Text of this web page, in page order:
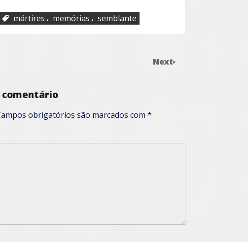
mártires , memórias , semblante
Next
comentário
obrigatórios são marcados com *